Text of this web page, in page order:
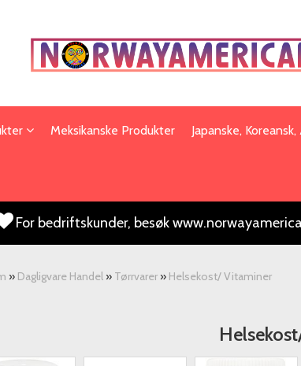
Meksikanske Produkter Japanske,
For bedriftskunder, besøk
» Dagligvare Handel» Tørrvarer» Helsekost/ Vitaminer